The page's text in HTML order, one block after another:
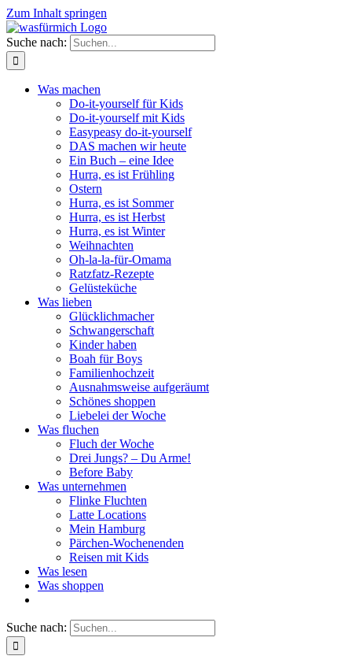
Zum Inhalt springen
Suche nach:
Was machen
Do-it-yourself für Kids
Do-it-yourself mit Kids
Easypeasy do-it-yourself
DAS machen wir heute
Ein Buch – eine Idee
Hurra, es ist Frühling
Ostern
Hurra, es ist Sommer
Hurra, es ist Herbst
Hurra, es ist Winter
Weihnachten
Oh-la-la-für-Omama
Ratzfatz-Rezepte
Gelüsteküche
Was lieben
Glücklichmacher
Schwangerschaft
Kinder haben
Boah für Boys
Familienhochzeit
Ausnahmsweise aufgeräumt
Schönes shoppen
Liebelei der Woche
Was fluchen
Fluch der Woche
Drei Jungs? – Du Arme!
Before Baby
Was unternehmen
Flinke Fluchten
Latte Locations
Mein Hamburg
Pärchen-Wochenenden
Reisen mit Kids
Was lesen
Was shoppen
Suche nach: